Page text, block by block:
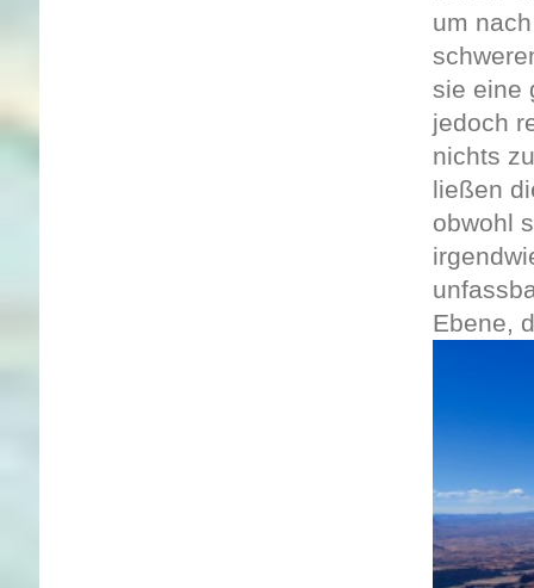
um
sie eine
jedoch
nichts
ließen
obwohl
Ebene,